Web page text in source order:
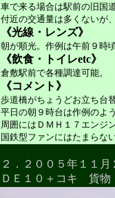
車で来る場合は駅前の旧国
付近の交通量は多くないが
《光線・レンズ》
朝が順光。作例は午前９時
《飲食・トイレetc》
倉敷駅前で各種調達可能。
《コメント》
歩道橋がちょうどお立ち台
平日の朝９時台は作例のよ
周囲にはＤＭＨ１７エンジ
国鉄型ファンにはたまらない
２．２００５年１１月
ＤＥ１０＋コキ 貨物